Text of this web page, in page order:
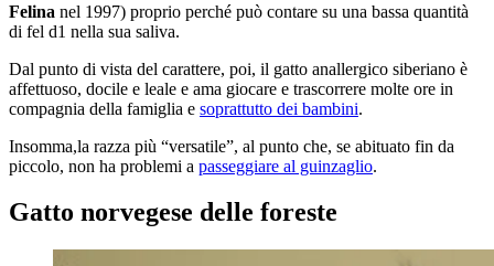
Felina nel 1997) proprio perché può contare su una bassa quantità
di fel d1 nella sua saliva.
Dal punto di vista del carattere, poi, il gatto anallergico siberiano è
affettuoso, docile e leale e ama giocare e trascorrere molte ore in
compagnia della famiglia e soprattutto dei bambini.
Insomma,la razza più “versatile”, al punto che, se abituato fin da
piccolo, non ha problemi a passeggiare al guinzaglio.
Gatto norvegese delle foreste